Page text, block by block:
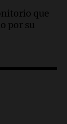
para
autos
que
por su